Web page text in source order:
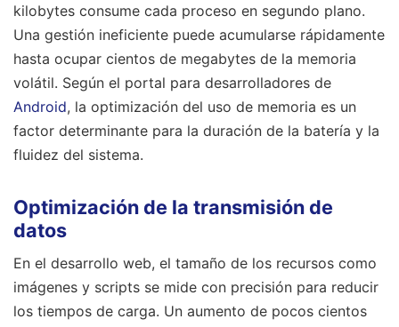
kilobytes consume cada proceso en segundo plano.
Una gestión ineficiente puede acumularse rápidamente
hasta ocupar cientos de megabytes de la memoria
volátil. Según el portal para desarrolladores de
Android, la optimización del uso de memoria es un
factor determinante para la duración de la batería y la
fluidez del sistema.
Optimización de la transmisión de
datos
En el desarrollo web, el tamaño de los recursos como
imágenes y scripts se mide con precisión para reducir
los tiempos de carga. Un aumento de pocos cientos